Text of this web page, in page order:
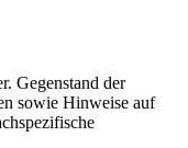
Gegenstand der
sowie Hinweise auf